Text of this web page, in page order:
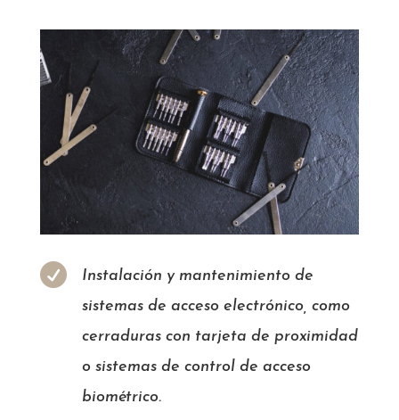

Instalación y mantenimiento de
sistemas de acceso electrónico, como
cerraduras con tarjeta de proximidad
o sistemas de control de acceso
biométrico.